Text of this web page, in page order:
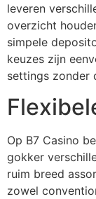
leveren
overzicht
simpele
keuzes zijn
settings zonder
Op B7 Casino
gokker
ruim breed
zowel